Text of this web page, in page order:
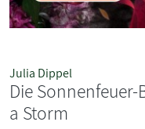
Julia Dippel
Die
a Storm